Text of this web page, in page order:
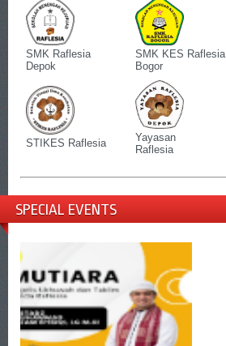
SMK Raflesia
Depok
SMK KES Raflesia
Bogor
STIKES Raflesia
Yayasan
Raflesia
SPECIAL EVENTS